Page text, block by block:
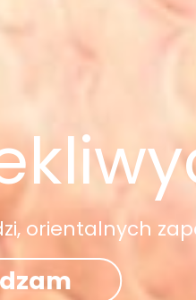
orientalnych